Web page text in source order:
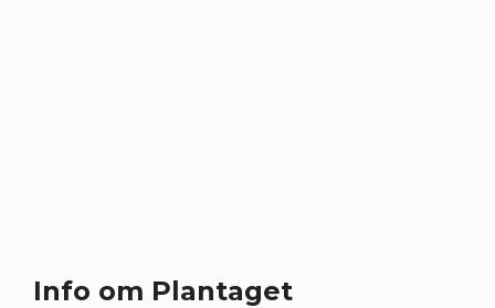
Info om Plantaget